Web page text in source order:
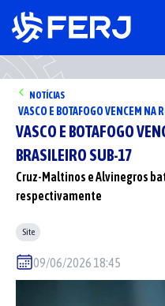
NOTÍCIAS
VASCO E BOTAFOGO VENCEM
VASCO E BOTAFOGO
BRASILEIRO SUB-17
Cruz-Maltinos e Alvinegros
respectivamente
Site
09/06/2026 18:45